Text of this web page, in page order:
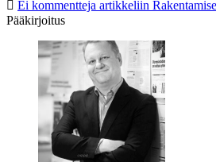
Ei kommentteja artikkeliin
Pääkirjoitus